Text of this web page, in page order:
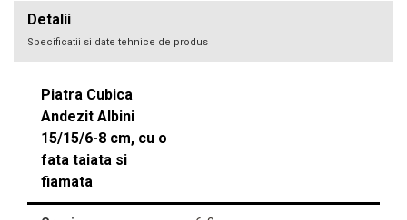
Detalii
Specificatii si date tehnice de produs
Piatra Cubica
Andezit Albini
15/15/6-8 cm, cu o
fata taiata si
fiamata